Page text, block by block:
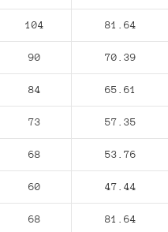
104 81.64
90 70.39
84 65.61
73 57.35
68 53.76
60 47.44
68 81.64